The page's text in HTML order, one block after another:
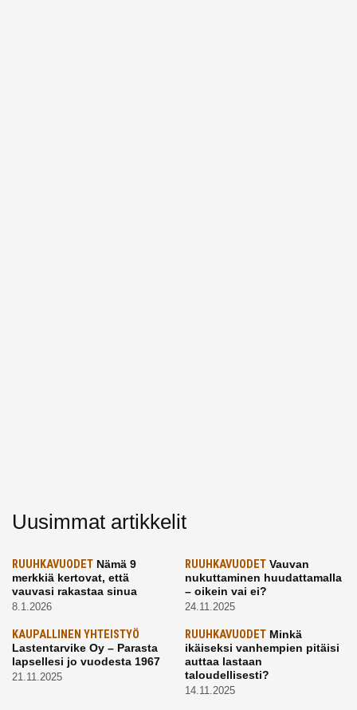
Uusimmat artikkelit
RUUHKAVUODET Nämä 9
merkkiä kertovat, että
vauvasi rakastaa sinua
8.1.2026
RUUHKAVUODETVauvan
nukuttaminen huudattamalla
– oikein vai ei?
24.11.2025
KAUPALLINEN YHTEISTYÖ
Lastentarvike Oy – Parasta
lapsellesi jo vuodesta 1967
21.11.2025
RUUHKAVUODETMinkä
ikäiseksi vanhempien pitäisi
auttaa lastaan
taloudellisesti?
14.11.2025